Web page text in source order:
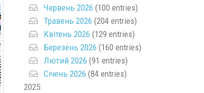
Червень 2026 (100 entries)
Травень 2026 (204 entries)
Квітень 2026 (129 entries)
Березень 2026 (160 entries)
Лютий 2026 (91 entries)
Січень 2026 (84 entries)
2025